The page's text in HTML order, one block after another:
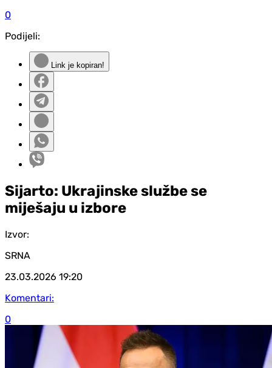
0
Podijeli:
Link je kopiran!
Sijarto: Ukrajinske službe se
miješaju u izbore
Izvor:
SRNA
23.03.2026 19:20
Komentari:
0